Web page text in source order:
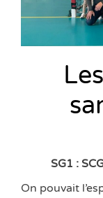
SG1 :
On pouvait